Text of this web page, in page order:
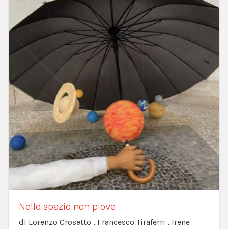
Nello spazio non piove
di Lorenzo Crosetto , Francesco Tiraferri , Irene